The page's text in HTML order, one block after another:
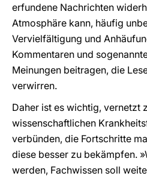
erfundene Nachrichten
Atmosphäre kann, häufig
Vervielfältigung und
Kommentaren und
Meinungen beitragen, die
verwirren.
Daher ist es wichtig, vernetzt
wissenschaftlichen
verbünden, die Fortschritte
diese besser zu bekämpfen.
werden, Fachwissen soll